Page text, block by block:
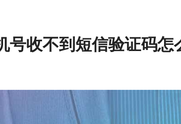
号收不到短信验证码怎